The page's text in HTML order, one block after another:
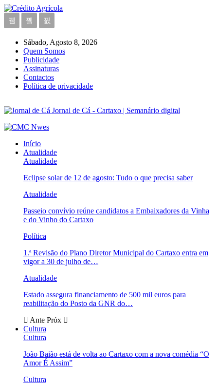
Sábado, Agosto 8, 2026
Quem Somos
Publicidade
Assinaturas
Contactos
Política de privacidade
Jornal de Cá - Cartaxo | Semanário digital
Início
Atualidade
Atualidade
Eclipse solar de 12 de agosto: Tudo o que precisa saber
Atualidade
Passeio convívio reúne candidatos a Embaixadores da Vinha
e do Vinho do Cartaxo
Política
1.ª Revisão do Plano Diretor Municipal do Cartaxo entra em
vigor a 30 de julho de…
Atualidade
Estado assegura financiamento de 500 mil euros para
reabilitação do Posto da GNR do…
Ante Próx
Cultura
Cultura
João Baião está de volta ao Cartaxo com a nova comédia “O
Amor É Assim”
Cultura